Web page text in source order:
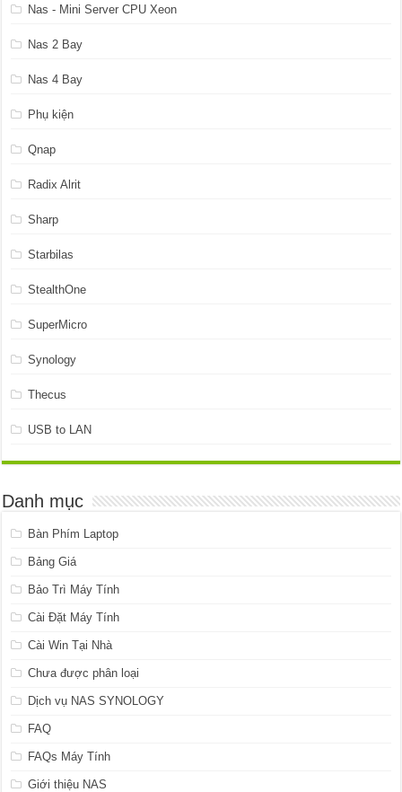
Nas - Mini Server CPU Xeon
Nas 2 Bay
Nas 4 Bay
Phụ kiện
Qnap
Radix Alrit
Sharp
Starbilas
StealthOne
SuperMicro
Synology
Thecus
USB to LAN
Danh mục
Bàn Phím Laptop
Bảng Giá
Bảo Trì Máy Tính
Cài Đặt Máy Tính
Cài Win Tại Nhà
Chưa được phân loại
Dịch vụ NAS SYNOLOGY
FAQ
FAQs Máy Tính
Giới thiệu NAS